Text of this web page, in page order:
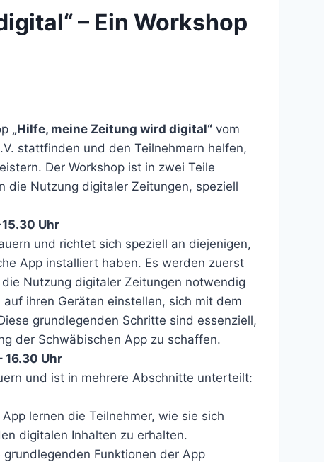
– Ein Workshop
„Hilfe, meine Zeitung wird digital“ vom
stattfinden und den Teilnehmern helfen,
Der Workshop ist in zwei Teile
die Nutzung digitaler Zeitungen, speziell
Uhr
und richtet sich speziell an diejenigen,
App installiert haben. Es werden zuerst
Nutzung digitaler Zeitungen notwendig
ihren Geräten einstellen, sich mit dem
grundlegenden Schritte sind essenziell,
der Schwäbischen App zu schaffen.
Uhr
und ist in mehrere Abschnitte unterteilt:
lernen die Teilnehmer, wie sie sich
digitalen Inhalten zu erhalten.
Funktionen der App